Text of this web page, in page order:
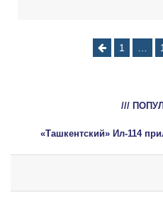
1
///
«Ташкентский» Ил-114